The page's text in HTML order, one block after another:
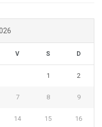
V S D
1 2
7 8 9
14 15 16